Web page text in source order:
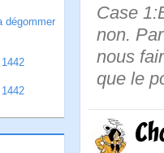
dégommer
Case
non.
nous
que le